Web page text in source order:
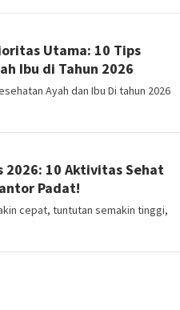
Utama: 10 Tips
Ibu di Tahun 2026
Ayah dan Ibu Di tahun 2026
2026: 10 Aktivitas Sehat
Padat!
cepat, tuntutan semakin tinggi,